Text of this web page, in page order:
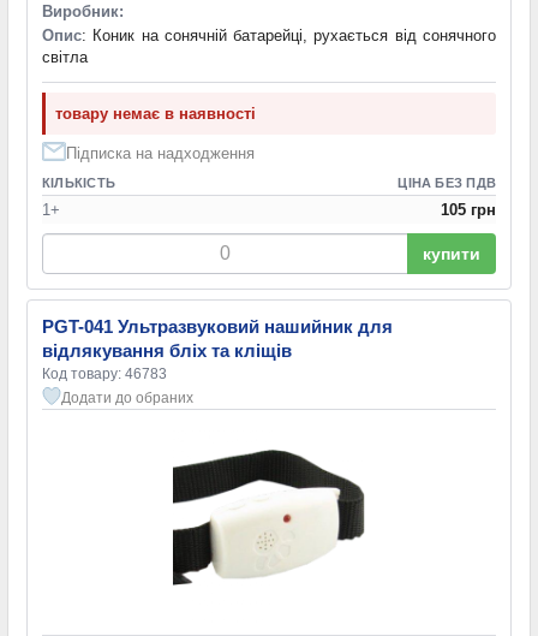
Виробник:
Опис: Коник на сонячній батарейці, рухається від сонячного
світла
товару немає в наявності
Підписка на надходження
КІЛЬКІСТЬ ЦІНА БЕЗ ПДВ
1+ 105 грн
купити
PGT-041 Ультразвуковий нашийник для
відлякування бліх та кліщів
Код товару: 46783
Додати до обраних